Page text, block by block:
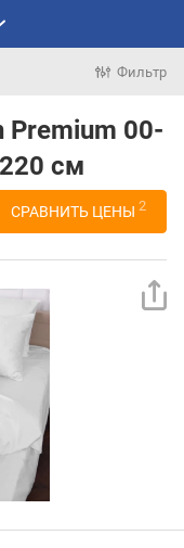
Фильтр
Premium 00-
см
СРАВНИТЬ ЦЕНЫ 2